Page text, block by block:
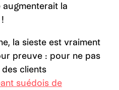
augmenterait la
la sieste est vraiment
preuve : pour ne pas
clients
suédois de